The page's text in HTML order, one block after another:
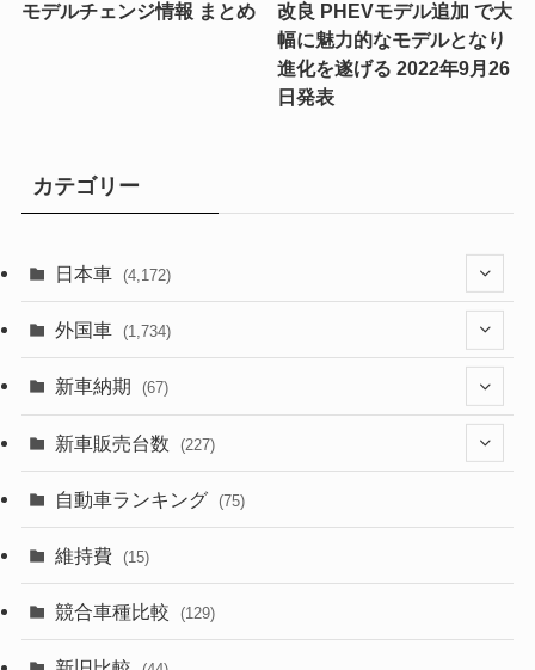
モデルチェンジ情報 まとめ
改良 PHEVモデル追加 で大
幅に魅力的なモデルとなり
進化を遂げる 2022年9月26
日発表
カテゴリー
日本車 (4,172)
(1,321)
(329)
(357)
(328)
外国車 (1,734)
(242)
(85)
(84)
新車納期 (67)
(28)
(8)
(3)
新車販売台数 (227)
(21)
自動車ランキング (75)
維持費 (15)
競合車種比較 (129)